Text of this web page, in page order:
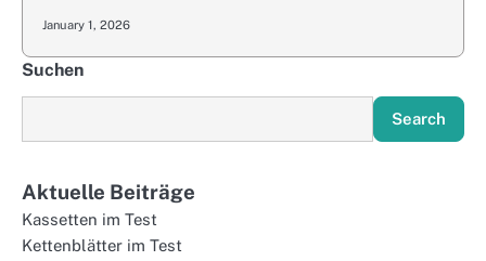
January 1, 2026
Suchen
Search
Aktuelle Beiträge
Kassetten im Test
Kettenblätter im Test